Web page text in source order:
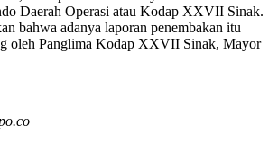
Daerah Operasi atau Kodap XXVII Sinak.
bahwa adanya laporan penembakan itu
oleh Panglima Kodap XXVII Sinak, Mayor